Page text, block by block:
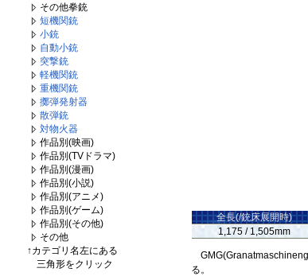
その他拳銃
短機関銃
小銃
自動小銃
突撃銃
軽機関銃
重機関銃
擲弾発射器
散弾銃
対物火器
作品別(映画)
作品別(TVドラマ)
作品別(漫画)
作品別(小説)
作品別(アニメ)
作品別(ゲーム)
作品別(その他)
その他
↑カテゴリ名左にある
三角形をクリック
全長(/銃床展開時)
1,175 / 1,505mm
る。